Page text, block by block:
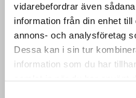
vidarebefordrar även
information från din enhet
annons- och analysföretag
Dessa kan i sin tur
information som du har
bibe sedema cezayan û
hesabê xwediyê otomobîlê.
Merc û